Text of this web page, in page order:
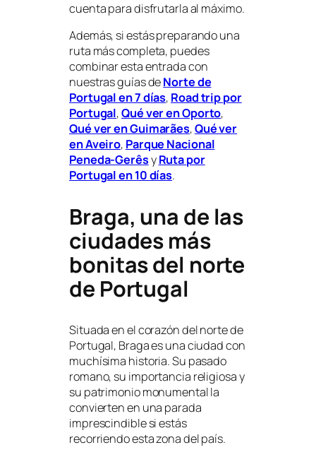
cuenta para disfrutarla al máximo.
Además, si estás preparando una
ruta más completa, puedes
combinar esta entrada con
nuestras guías deNorte de
Portugal en 7 días, Road trip por
Portugal,Qué ver en Oporto,
Qué ver en Guimarães,Qué ver
en Aveiro, Parque Nacional
Peneda-GerêsyRuta por
Portugal en 10 días.
Braga, una de las
ciudades más
bonitas del norte
de Portugal
Situada en el corazón del norte de
Portugal, Braga es una ciudad con
muchísima historia. Su pasado
romano, su importancia religiosa y
su patrimonio monumental la
convierten en una parada
imprescindible si estás
recorriendo esta zona del país.